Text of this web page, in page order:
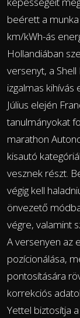
beérett a
km/kWh-ás
Hollandiában
versenyt, a
izgalmas kihívás
Július elején
tanulmányokat
marathon
kisautó
vesznek részt.
végig kell
önvezető
végre, valamint
A versenyen az
pozícionálása,
pontosítására
korrekciós
Yettel biztosítja